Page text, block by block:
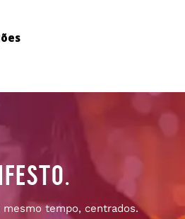
tempo, centrados.